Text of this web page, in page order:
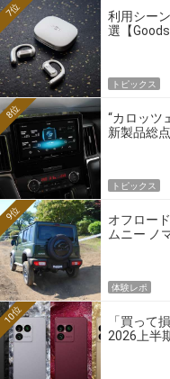
利用シー
選【
7位
トピックス
“カロッツ
新製品総
8位
トピックス
オフロー
ムニー ノ
9位
体験レポ
「買って
2026上半
10位